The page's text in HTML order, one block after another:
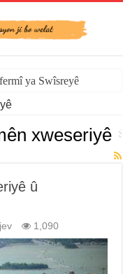
ya Swîsreyê
xweseriyê
û
1,090